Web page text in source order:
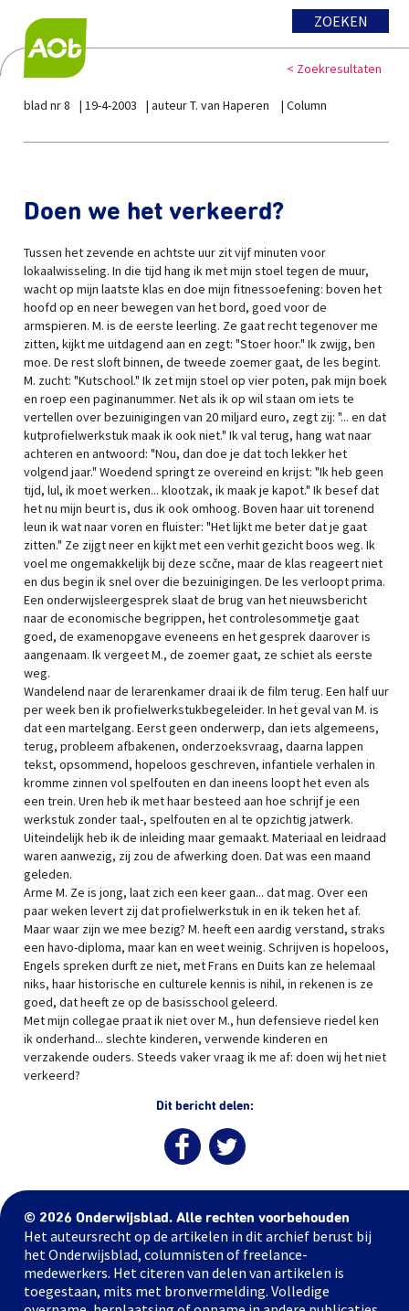
ZOEKEN
< Zoekresultaten
blad nr 8 19-4-2003 auteur T. van Haperen Column
Doen we het verkeerd?
Tussen het zevende en achtste uur zit vijf minuten voor
lokaalwisseling. In die tijd hang ik met mijn stoel tegen de muur,
wacht op mijn laatste klas en doe mijn fitnessoefening: boven het
hoofd op en neer bewegen van het bord, goed voor de
armspieren. M. is de eerste leerling. Ze gaat recht tegenover me
zitten, kijkt me uitdagend aan en zegt: "Stoer hoor." Ik zwijg, ben
moe. De rest sloft binnen, de tweede zoemer gaat, de les begint.
M. zucht: "Kutschool." Ik zet mijn stoel op vier poten, pak mijn boek
en roep een paginanummer. Net als ik op wil staan om iets te
vertellen over bezuinigingen van 20 miljard euro, zegt zij: "... en dat
kutprofielwerkstuk maak ik ook niet." Ik val terug, hang wat naar
achteren en antwoord: "Nou, dan doe je dat toch lekker het
volgend jaar." Woedend springt ze overeind en krijst: "Ik heb geen
tijd, lul, ik moet werken... klootzak, ik maak je kapot." Ik besef dat
het nu mijn beurt is, dus ik ook omhoog. Boven haar uit torenend
leun ik wat naar voren en fluister: "Het lijkt me beter dat je gaat
zitten." Ze zijgt neer en kijkt met een verhit gezicht boos weg. Ik
voel me ongemakkelijk bij deze scčne, maar de klas reageert niet
en dus begin ik snel over die bezuinigingen. De les verloopt prima.
Een onderwijsleergesprek slaat de brug van het nieuwsbericht
naar de economische begrippen, het controlesommetje gaat
goed, de examenopgave eveneens en het gesprek daarover is
aangenaam. Ik vergeet M., de zoemer gaat, ze schiet als eerste
weg.
Wandelend naar de lerarenkamer draai ik de film terug. Een half uur
per week ben ik profielwerkstukbegeleider. In het geval van M. is
dat een martelgang. Eerst geen onderwerp, dan iets algemeens,
terug, probleem afbakenen, onderzoeksvraag, daarna lappen
tekst, opsommend, hopeloos geschreven, infantiele verhalen in
kromme zinnen vol spelfouten en dan ineens loopt het even als
een trein. Uren heb ik met haar besteed aan hoe schrijf je een
werkstuk zonder taal-, spelfouten en al te opzichtig jatwerk.
Uiteindelijk heb ik de inleiding maar gemaakt. Materiaal en leidraad
waren aanwezig, zij zou de afwerking doen. Dat was een maand
geleden.
Arme M. Ze is jong, laat zich een keer gaan... dat mag. Over een
paar weken levert zij dat profielwerkstuk in en ik teken het af.
Maar waar zijn we mee bezig? M. heeft een aardig verstand, straks
een havo-diploma, maar kan en weet weinig. Schrijven is hopeloos,
Engels spreken durft ze niet, met Frans en Duits kan ze helemaal
niks, haar historische en culturele kennis is nihil, in rekenen is ze
goed, dat heeft ze op de basisschool geleerd.
Met mijn collegae praat ik niet over M., hun defensieve riedel ken
ik onderhand... slechte kinderen, verwende kinderen en
verzakende ouders. Steeds vaker vraag ik me af: doen wij het niet
verkeerd?
Dit bericht delen:
© 2026 Onderwijsblad. Alle rechten voorbehouden
Het auteursrecht op de artikelen in dit archief berust bij
het Onderwijsblad, columnisten of freelance-
medewerkers. Het citeren van delen van artikelen is
toegestaan, mits met bronvermelding. Volledige